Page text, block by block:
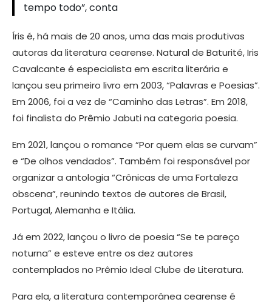
tempo todo”, conta
Íris é, há mais de 20 anos, uma das mais produtivas
autoras da literatura cearense. Natural de Baturité, Iris
Cavalcante é especialista em escrita literária e
lançou seu primeiro livro em 2003, “Palavras e Poesias”.
Em 2006, foi a vez de “Caminho das Letras”. Em 2018,
foi finalista do Prêmio Jabuti na categoria poesia.
Em 2021, lançou o romance “Por quem elas se curvam”
e “De olhos vendados”. Também foi responsável por
organizar a antologia “Crônicas de uma Fortaleza
obscena”, reunindo textos de autores de Brasil,
Portugal, Alemanha e Itália.
Já em 2022, lançou o livro de poesia “Se te pareço
noturna” e esteve entre os dez autores
contemplados no Prêmio Ideal Clube de Literatura.
Para ela, a literatura contemporânea cearense é